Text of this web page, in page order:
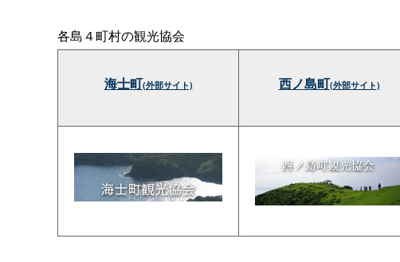
各島４町村の観光協会
海士町(外部サイト) 西ノ島町(外部サイト)